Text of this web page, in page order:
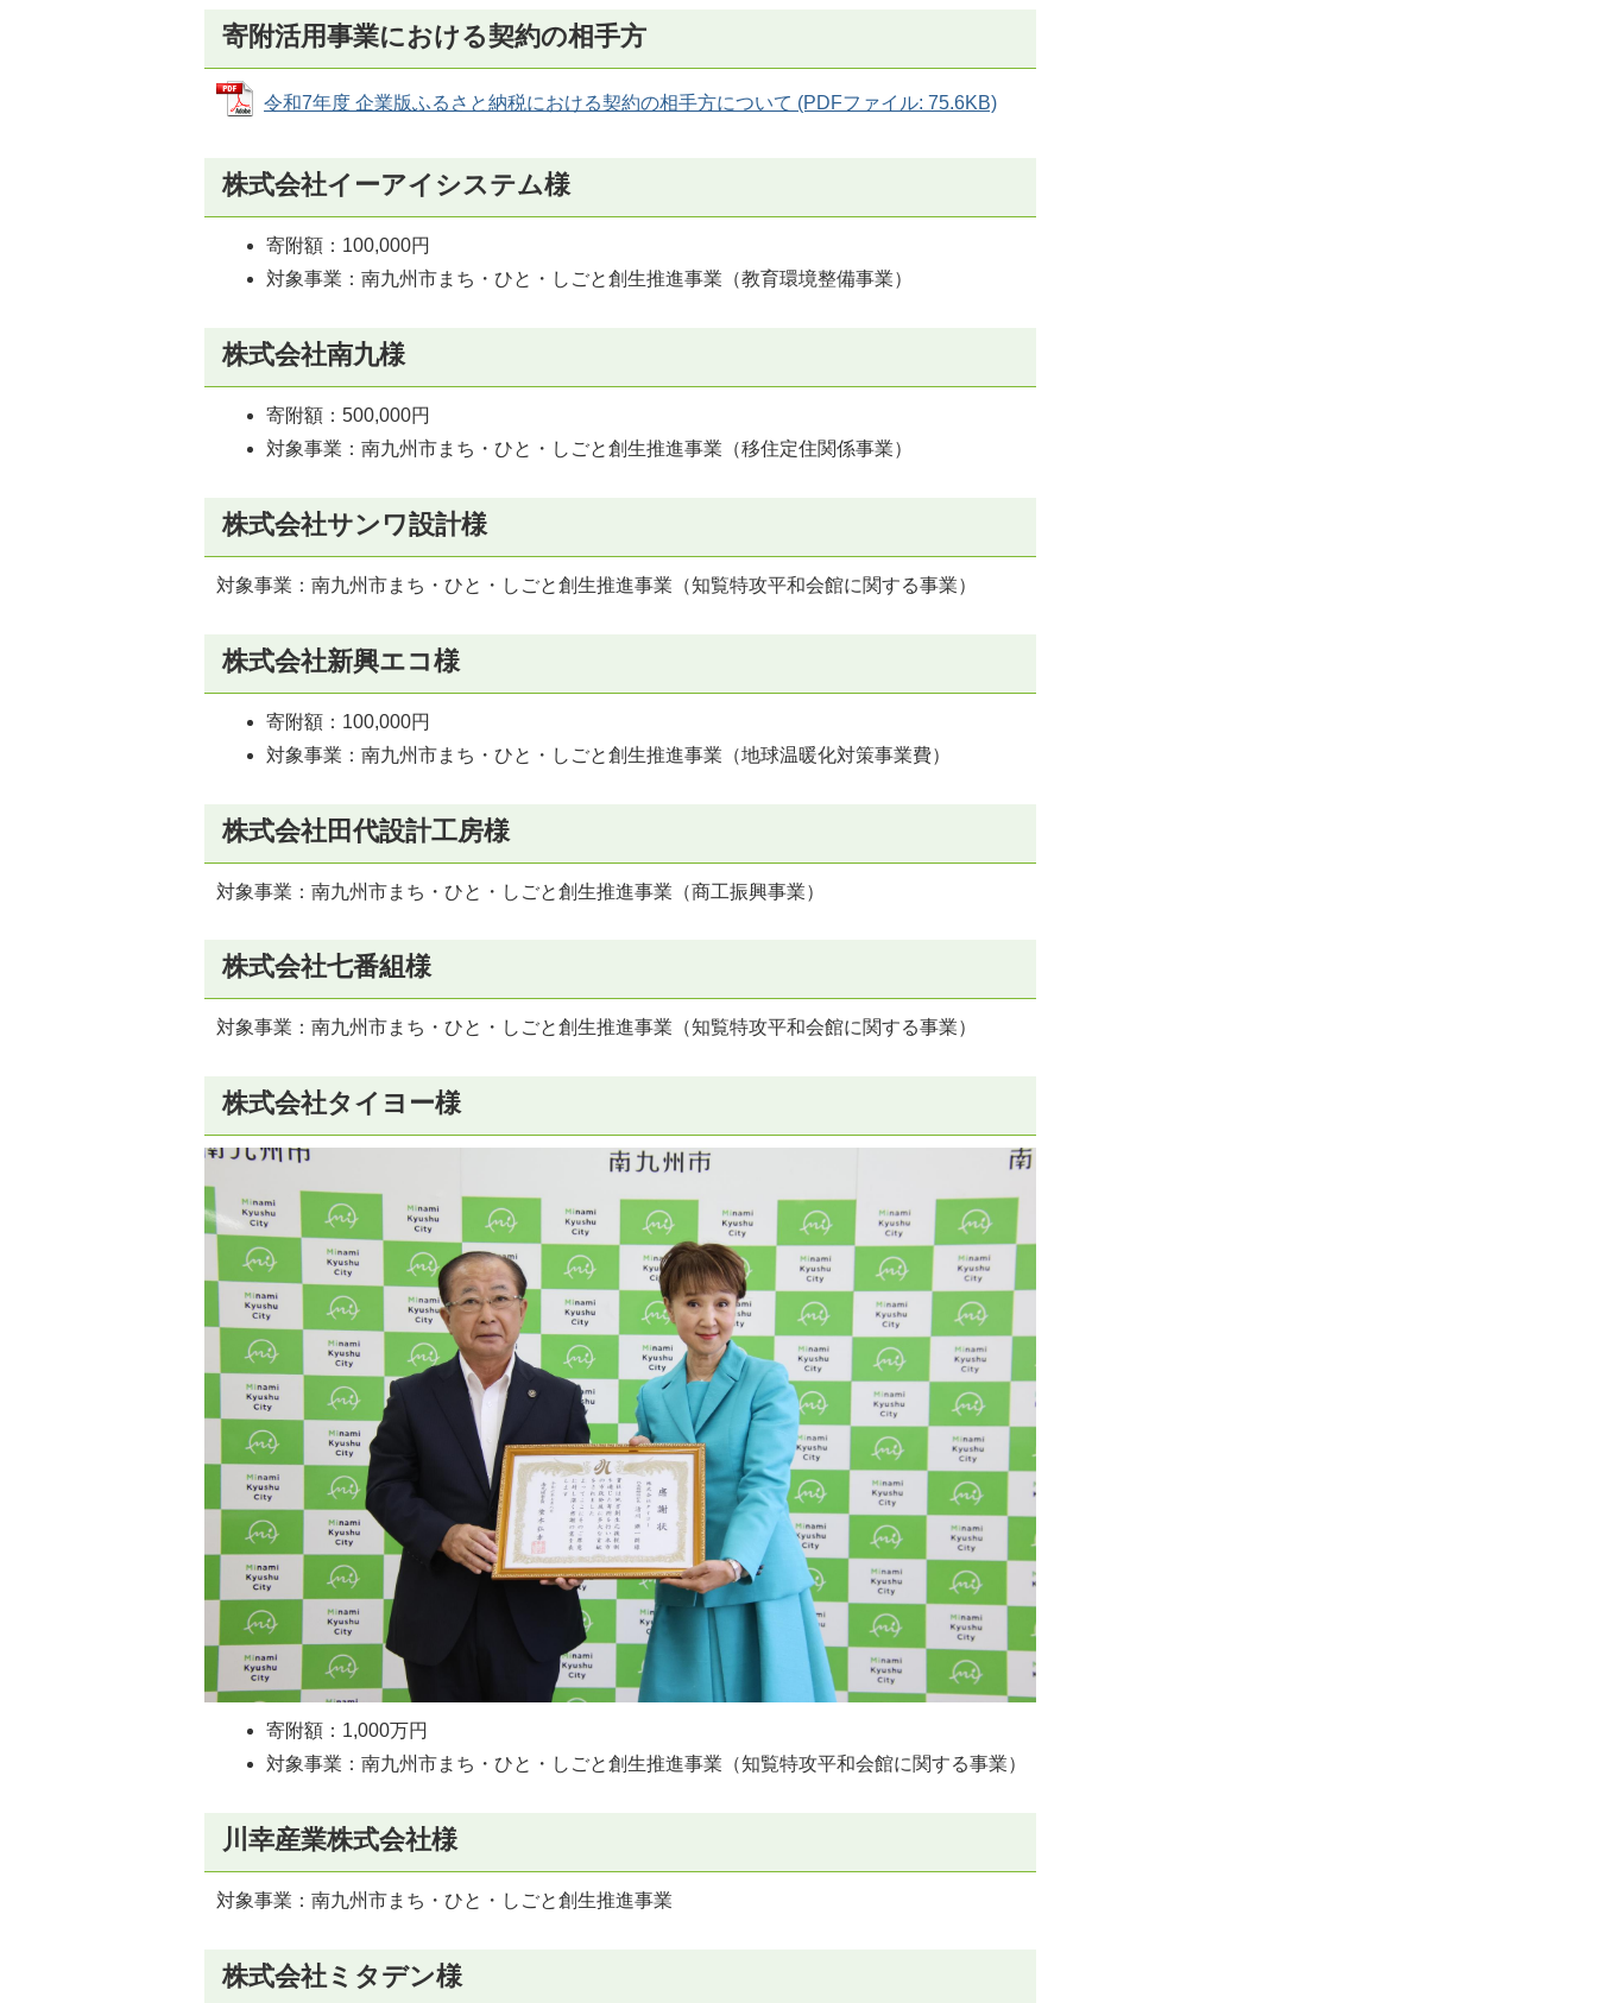
寄附活用事業における契約の相手方
令和7年度 企業版ふるさと納税における契約の相手方について (PDFファイル: 75.6KB)
株式会社イーアイシステム様
寄附額：100,000円
対象事業：南九州市まち・ひと・しごと創生推進事業（教育環境整備事業）
株式会社南九様
寄附額：500,000円
対象事業：南九州市まち・ひと・しごと創生推進事業（移住定住関係事業）
株式会社サンワ設計様
対象事業：南九州市まち・ひと・しごと創生推進事業（知覧特攻平和会館に関する事業）
株式会社新興エコ様
寄附額：100,000円
対象事業：南九州市まち・ひと・しごと創生推進事業（地球温暖化対策事業費）
株式会社田代設計工房様
対象事業：南九州市まち・ひと・しごと創生推進事業（商工振興事業）
株式会社七番組様
対象事業：南九州市まち・ひと・しごと創生推進事業（知覧特攻平和会館に関する事業）
株式会社タイヨー様
寄附額：1,000万円
対象事業：南九州市まち・ひと・しごと創生推進事業（知覧特攻平和会館に関する事業）
川幸産業株式会社様
対象事業：南九州市まち・ひと・しごと創生推進事業
株式会社ミタデン様